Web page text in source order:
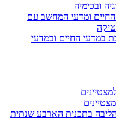
ובכימיה
ומדעי המחשב עם
במדעי החיים ובמדעי
בתכנית הארבע שנתית